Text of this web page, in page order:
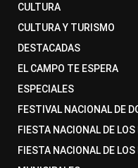
CULTURA
CULTURA Y TURISMO
DESTACADAS
EL CAMPO TE ESPERA
ESPECIALES
FESTIVAL NACIONAL DE
FIESTA NACIONAL DE
FIESTA NACIONAL DE